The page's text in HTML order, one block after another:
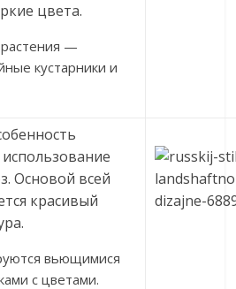
цвета.
—
кустарники и
Основой всей
красивый
вьющимися
с цветами.